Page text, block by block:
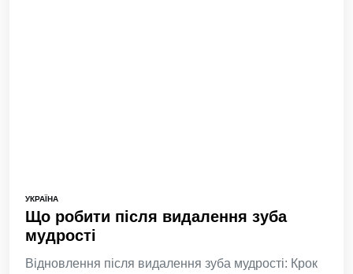
УКРАЇНА
Що робити після видалення зуба
мудрості
Відновлення після видалення зуба мудрості: Крок